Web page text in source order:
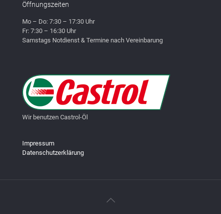
Öffnungszeiten
Mo – Do: 7:30 – 17:30 Uhr
Fr: 7:30 – 16:30 Uhr
Samstags Notdienst & Termine nach Vereinbarung
Wir benutzen Castrol-Öl
Impressum
Datenschutzerklärung